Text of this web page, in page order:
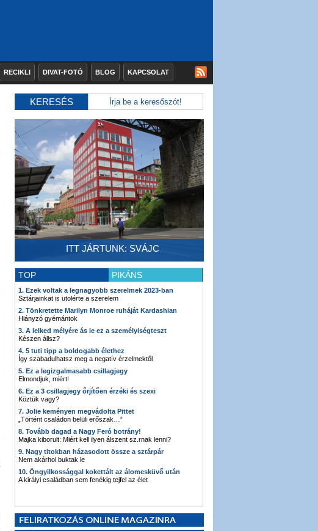
RECIKLI DIVAT-FOTÓ BLOG KAPCSOLAT
KERESÉS
ITT JÁRTUNK: SVÁJC
TOP PIKÁNS
1. Ezek voltak a legnagyobb szerelmek 2023-ban
Sztárjainkat is utolérte a szerelem
2. Tönkretette Marilyn Monroe ruháját Kardashian
Hiányzó gyémántok
3. A lelked mélyére ás le ez a személyiségteszt
Készen állsz?
4. 5 tuti tipp a boldogabb élethez
Így szabadulhatsz meg a negatív érzelmektől
5. Ez a legizgalmasabb csillagjegy
Elmondjuk, miért!
6. Ez a 3 csillagjegy őrjítően érzéki és szexi
Köztük vagy?
7. Jolie keményen megvádolta Pittet
„Történt családon belüli erőszak…”
8. Tovább dagad a Nagy Feró botrány!
Majka kiborult: Miért kell ilyen álszent sz.rnak lenni?
9. Nagy titokban házasodott össze a sztárpár
Nem akárhol buktak le
10. Öngyilkossággal kokettált az álomesküvő után
A királyi családban sem fenékig tejfel az élet